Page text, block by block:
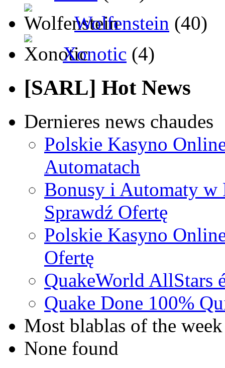
Wolfenstein (40)
Xonotic (4)
[SARL] Hot News
Dernieres news chaudes
Polskie Kasyno
Automatach
Bonusy i Automaty w
Sprawdź Ofertę
Polskie Kasyno
Ofertę
QuakeWorld AllStars
Quake Done 100%
Most blablas of the week
None found